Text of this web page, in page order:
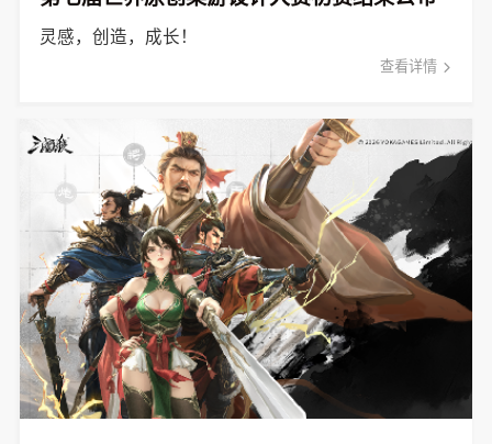
灵感，创造，成长！
查看详情